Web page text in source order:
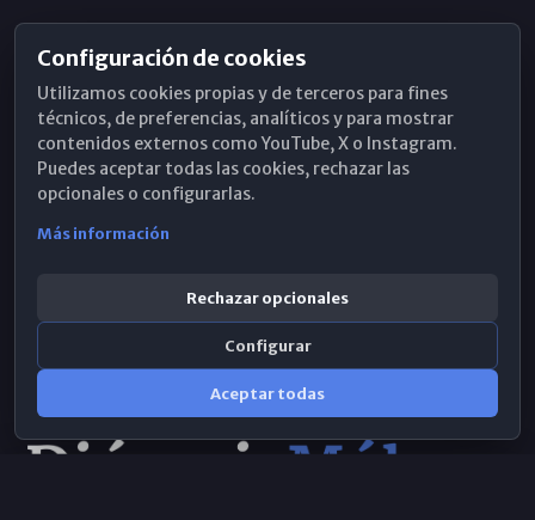
Horarios de Misa
Hemeroteca
WhatsApp
Configuración de cookies
Utilizamos cookies propias y de terceros para fines
técnicos, de preferencias, analíticos y para mostrar
contenidos externos como YouTube, X o Instagram.
Puedes aceptar todas las cookies, rechazar las
opcionales o configurarlas.
Más información
Rechazar opcionales
Configurar
Aceptar todas